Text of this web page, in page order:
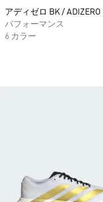
アディゼロ BK / ADIZERO
パフォーマンス
6 カラー